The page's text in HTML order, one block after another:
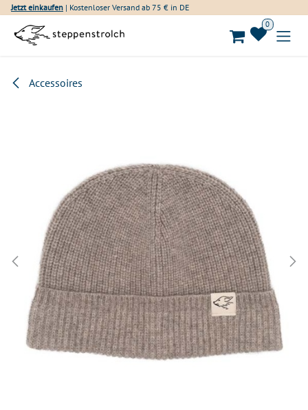
Zum Inhalt springen
Jetzt einkaufen | Kostenloser Versand ab 75 € in DE
0
Accessoires